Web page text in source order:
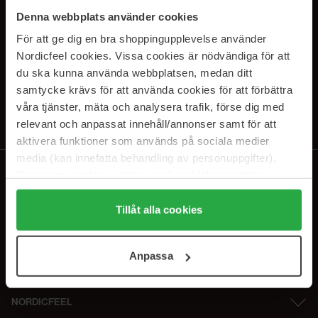
Denna webbplats använder cookies
För att ge dig en bra shoppingupplevelse använder
Nordicfeel cookies. Vissa cookies är nödvändiga för att
du ska kunna använda webbplatsen, medan ditt
samtycke krävs för att använda cookies för att förbättra
våra tjänster, mäta och analysera trafik, förse dig med
relevant och anpassat innehåll/annonser samt för att
aktivera funktioner som används på sociala medier
media (kan innefatta behandling av personuppgifter).
Genom att trycka på "Tillåt alla cookies" accepterar du
alla cookies, medan du under "Detaljer" kan anpassa
användningen av cookies. Du kan när som helst återkalla
samt vår Integritetspolicy.
Tillåt alla cookies
Anpassa
SUBSCRIBE TO OUR
NEWSLETTER
Ved at abonnere accepterer du voresprivatlivspolitik. Afmeld til enhver
tid.
NORDICFEEL